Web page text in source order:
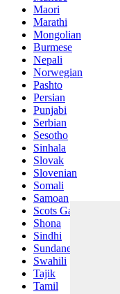
Maori
Marathi
Mongolian
Burmese
Nepali
Norwegian
Pashto
Persian
Punjabi
Serbian
Sesotho
Sinhala
Slovak
Slovenian
Somali
Samoan
Scots Gaelic
Shona
Sindhi
Sundanese
Swahili
Tajik
Tamil